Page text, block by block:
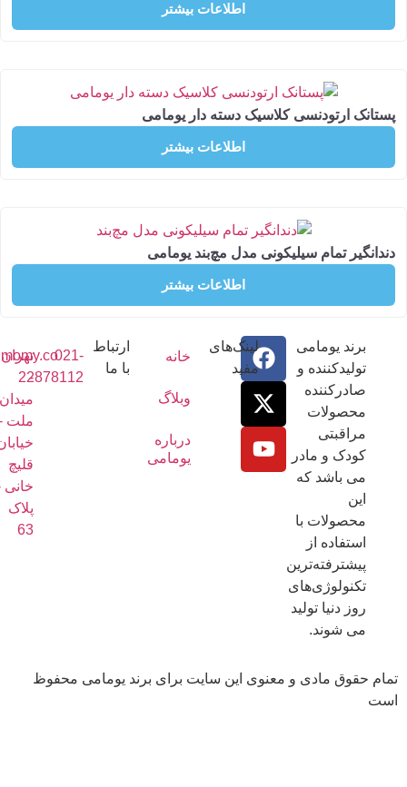
اطلاعات بیشتر
ارتودنسی کلاسیک دسته دار یومامی
اطلاعات بیشتر
تمام سیلیکونی مدل مچ‌بند یومامی
اطلاعات بیشتر
یومامی
و
و مادر
باشد که
با
از
دنیا تولید
شوند.
لینک‌های
مفید
خانه
021-
22878112
info@umomy.co
تهران
-
مادی و معنوی این سایت برای برند یومامی محفوظ